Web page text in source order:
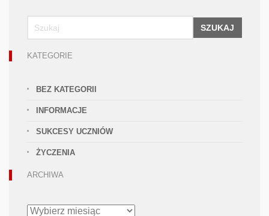
SZUKAJ
KATEGORIE
BEZ KATEGORII
INFORMACJE
SUKCESY UCZNIÓW
ŻYCZENIA
ARCHIWA
ARCHIWA